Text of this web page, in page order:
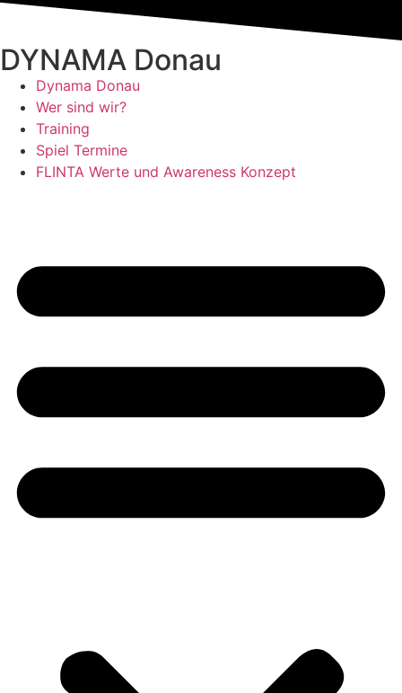
DYNAMA Donau
Dynama Donau
Wer sind wir?
Training
Spiel Termine
FLINTA Werte und Awareness Konzept